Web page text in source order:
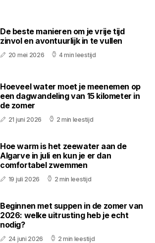
De beste manieren om je vrije tijd
zinvol en avontuurlijk in te vullen
20 mei 2026 4 min leestijd
Hoeveel water moet je meenemen op
een dagwandeling van 15 kilometer in
de zomer
21 juni 2026 2 min leestijd
Hoe warm is het zeewater aan de
Algarve in juli en kun je er dan
comfortabel zwemmen
19 juli 2026 2 min leestijd
Beginnen met suppen in de zomer van
2026: welke uitrusting heb je echt
nodig?
24 juni 2026 2 min leestijd